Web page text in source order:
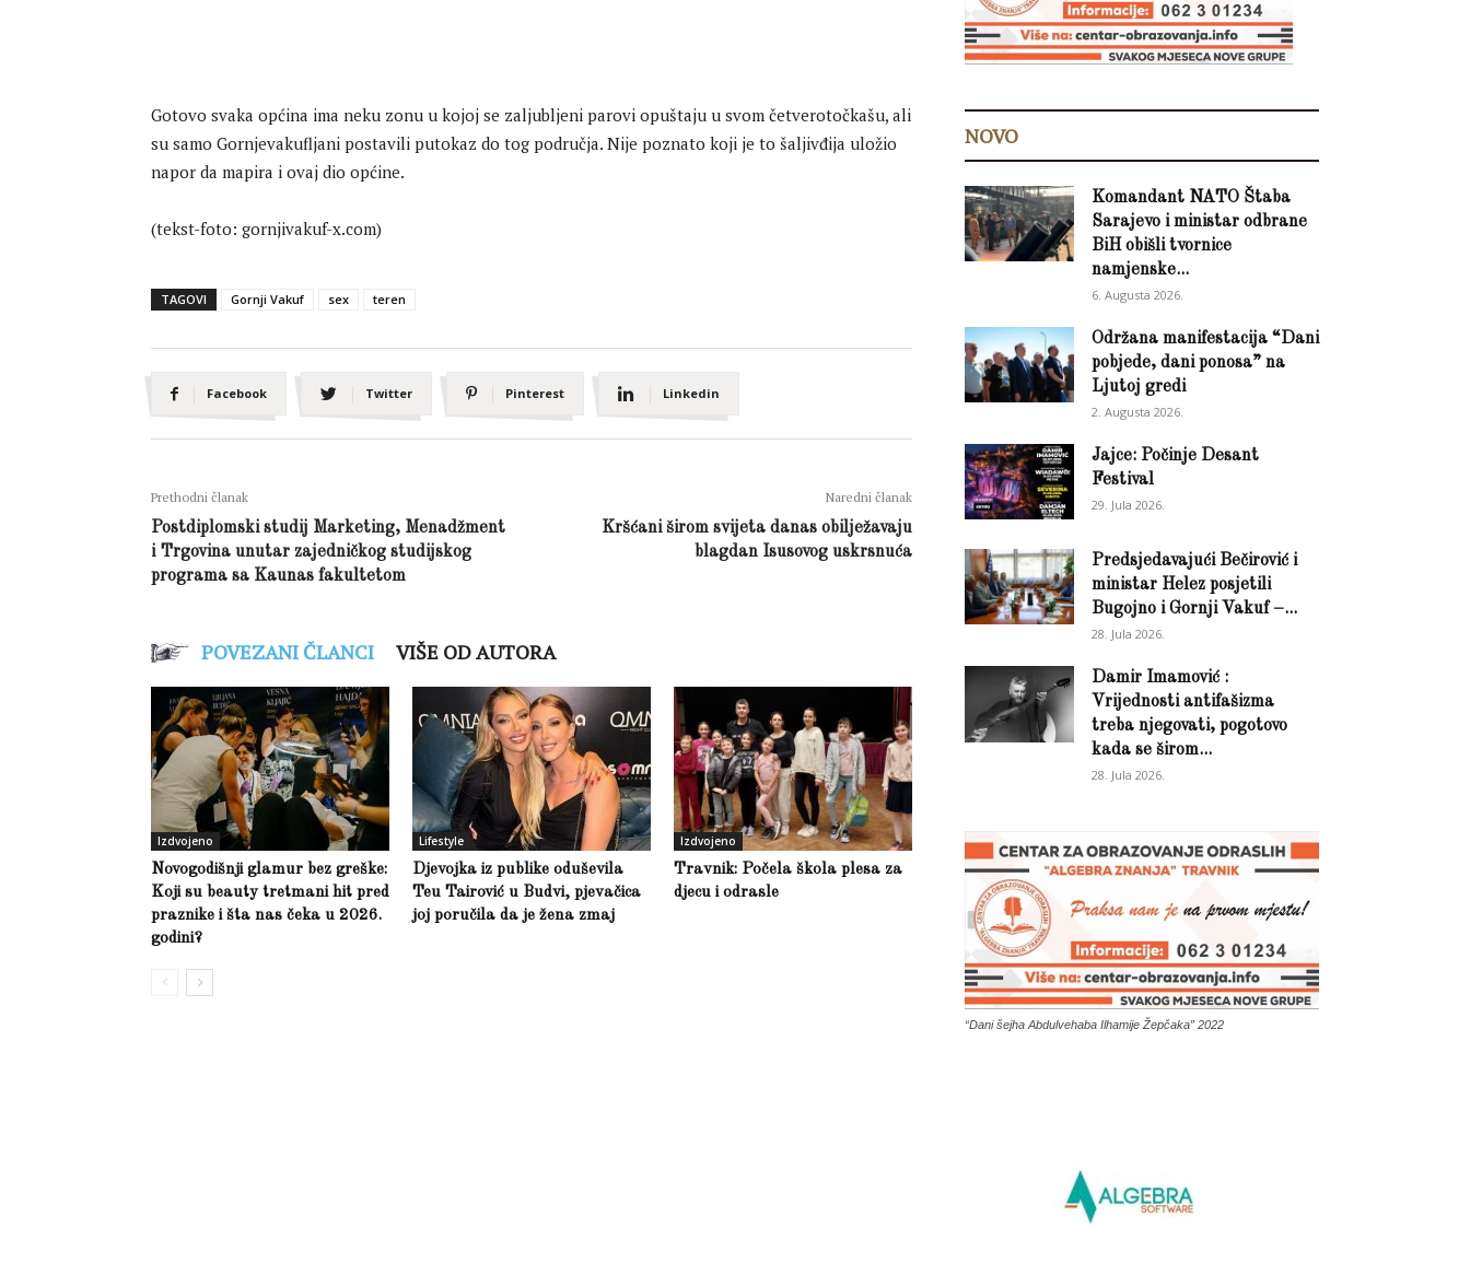
Gotovo svaka općina ima neku zonu u kojoj se zaljubljeni parovi opuštaju u svom četverotočkašu, ali
su samo Gornjevakufljani postavili putokaz do tog područja. Nije poznato koji je to šaljivđija uložio
napor da mapira i ovaj dio općine.
(tekst-foto: gornjivakuf-x.com)
TAGOVI Gornji Vakuf sex teren
Facebook Twitter Pinterest Linkedin
Prethodni članak
Postdiplomski studij Marketing, Menadžment
i Trgovina unutar zajedničkog studijskog
programa sa Kaunas fakultetom
Naredni članak
Kršćani širom svijeta danas obilježavaju
blagdan Isusovog uskrsnuća
POVEZANI ČLANCI VIŠE OD AUTORA
Izdvojeno
Novogodišnji glamur bez greške:
Koji su beauty tretmani hit pred
praznike i šta nas čeka u 2026.
godini?
Lifestyle
Djevojka iz publike oduševila
Teu Tairović u Budvi, pjevačica
joj poručila da je žena zmaj
Izdvojeno
Travnik: Počela škola plesa za
djecu i odrasle
NOVO
Komandant NATO Štaba
Sarajevo i ministar odbrane
BiH obišli tvornice
namjenske...
6. Augusta 2026.
Održana manifestacija “Dani
pobjede, dani ponosa” na
Ljutoj gredi
2. Augusta 2026.
Jajce: Počinje Desant
Festival
29. Jula 2026.
Predsjedavajući Bečirović i
ministar Helez posjetili
Bugojno i Gornji Vakuf –...
28. Jula 2026.
Damir Imamović :
Vrijednosti antifašizma
treba njegovati, pogotovo
kada se širom...
28. Jula 2026.
“Dani šejha Abdulvehaba Ilhamije Žepčaka” 2022